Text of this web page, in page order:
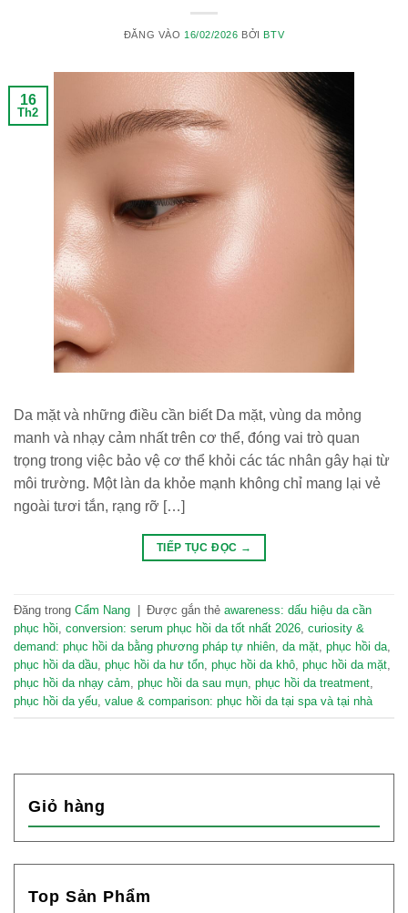
ĐĂNG VÀO 16/02/2026 BỞI BTV
16
Th2
Da mặt và những điều cần biết Da mặt, vùng da mỏng
manh và nhạy cảm nhất trên cơ thể, đóng vai trò quan
trọng trong việc bảo vệ cơ thể khỏi các tác nhân gây hại từ
môi trường. Một làn da khỏe mạnh không chỉ mang lại vẻ
ngoài tươi tắn, rạng rỡ […]
TIẾP TỤC ĐỌC →
Đăng trong Cẩm Nang | Được gắn thẻ awareness: dấu hiệu da cần
phục hồi conversion: serum phục hồi da tốt nhất 2026 curiosity &
demand: phục hồi da bằng phương pháp tự nhiên da mặt phục hồi da
phục hồi da dầu phục hồi da hư tổn phục hồi da khô phục hồi da mặt
phục hồi da nhạy cảm phục hồi da sau mụn phục hồi da treatment
phục hồi da yếu value & comparison: phục hồi da tại spa và tại nhà
Giỏ hàng
Top Sản Phẩm